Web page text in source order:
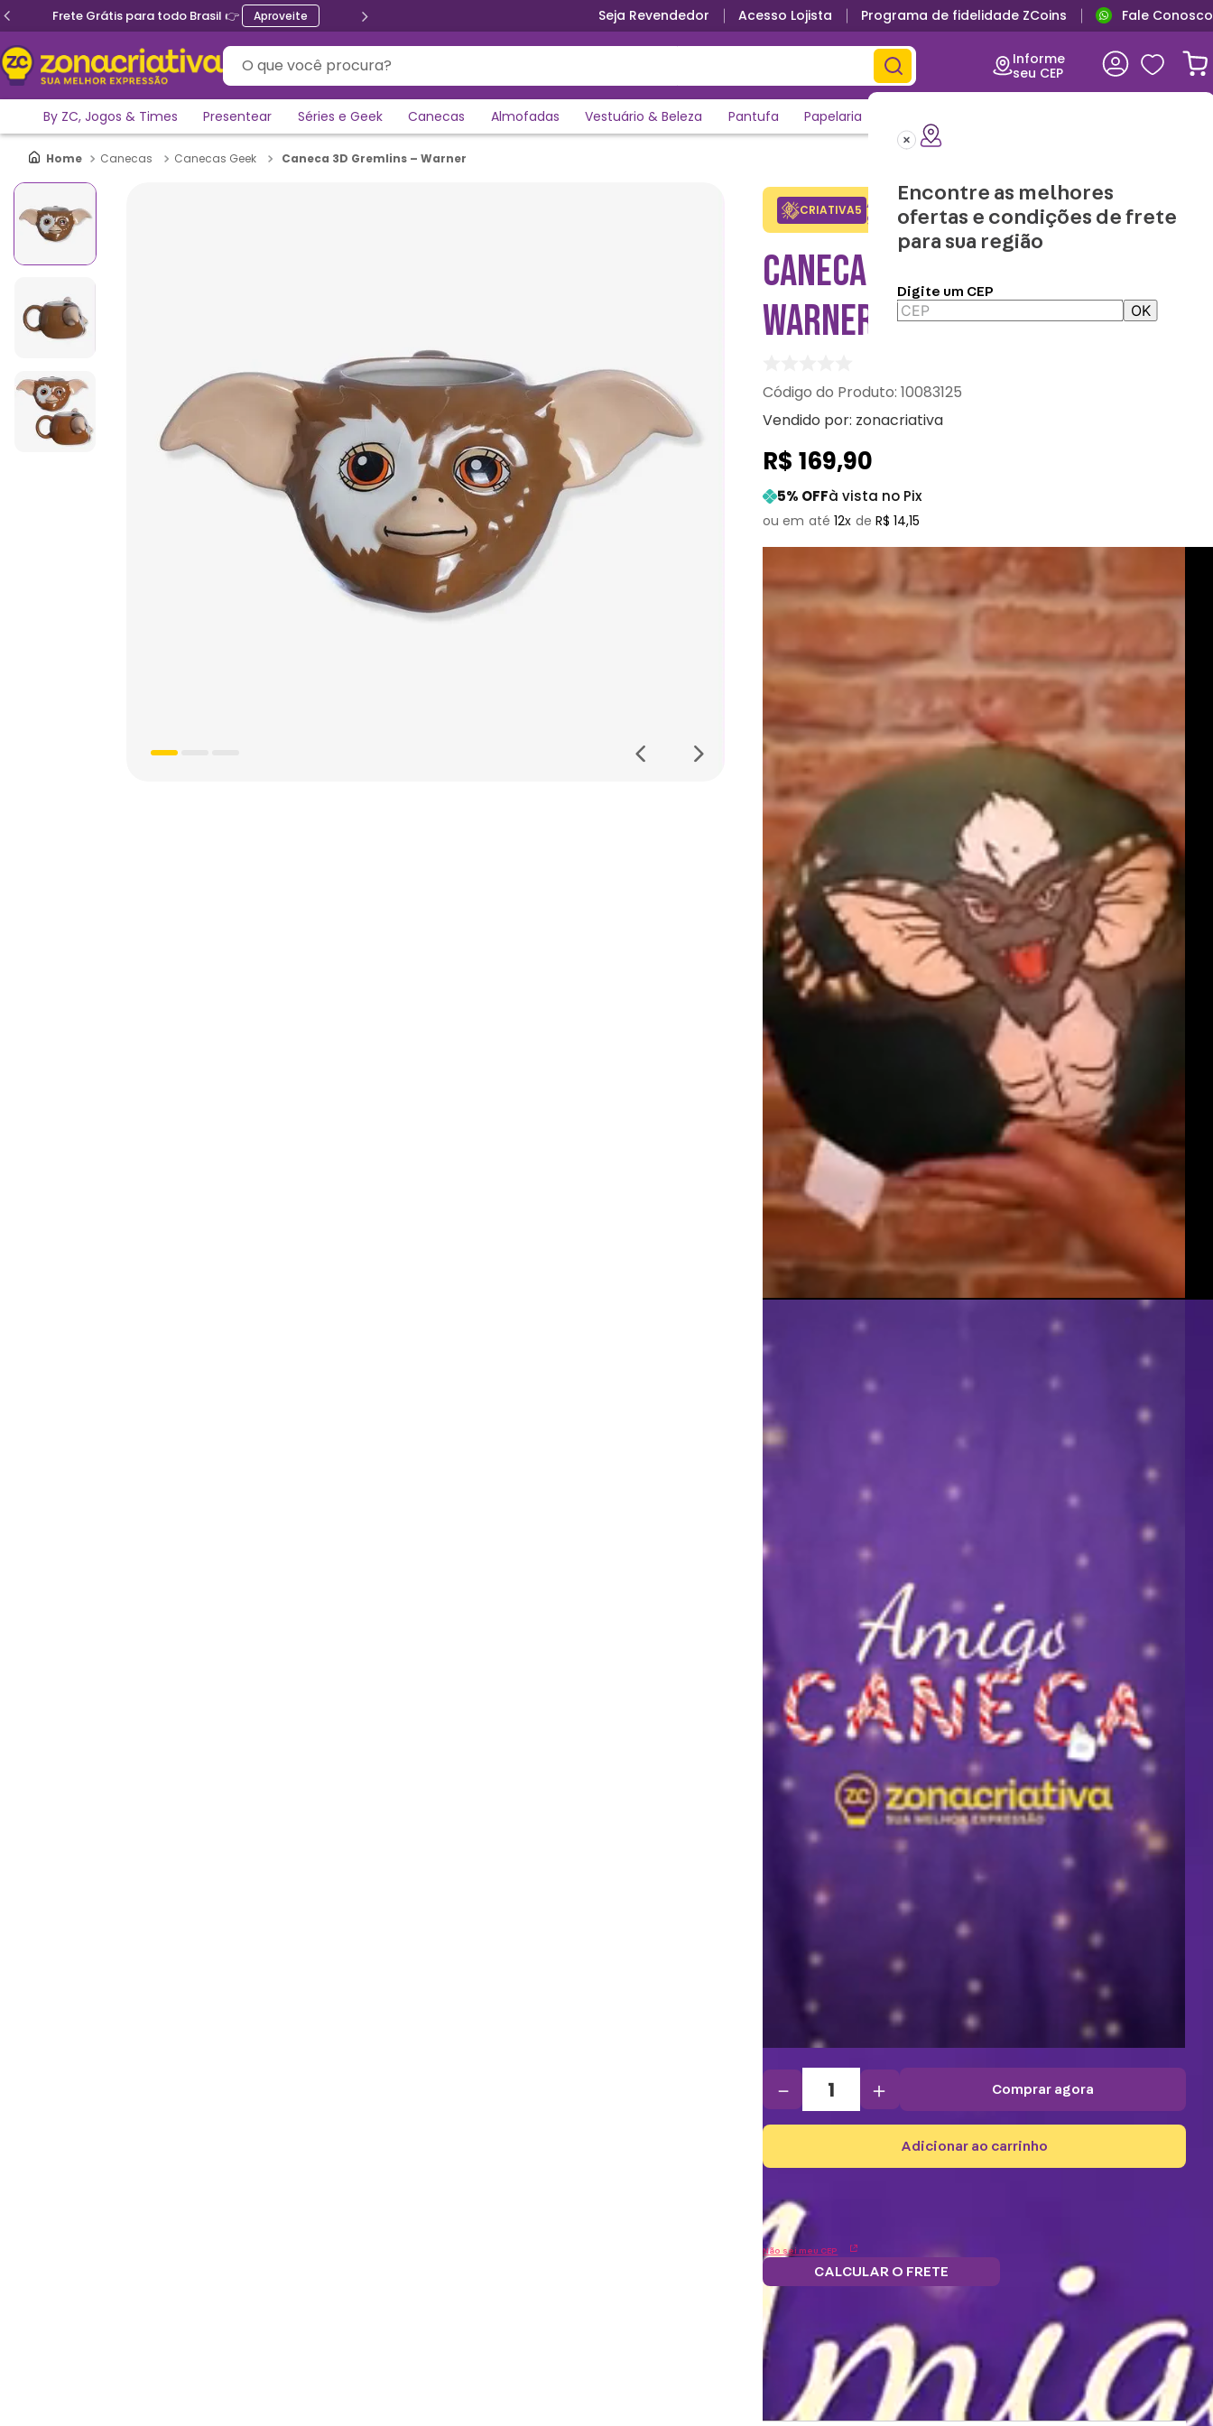
Ganhe 5% de desconto no PIX Parcele em até 12x sem juros Primeira troca grátis
Seja Revendedor Acesso Lojista Programa de fidelidade ZCoins Fale Conosco
O que você procura?
Informe
seu CEP
Encontre as melhores
ofertas e condições de frete
para sua região
Digite um CEP
OK
By ZC, Jogos & Times Presentear Séries e Geek Canecas Almofadas Vestuário & Beleza Pantufa Papelaria
Canecas Canecas Geek Caneca 3D Gremlins – Warner
CRIATIVA5 Adicione o cupom no carrinho e
ganhe desconto na 1a compra.
Copiar
CANECA 3D GREMLINS –
WARNER
:10083125
Vendido por: zonacriativa
R$ 169,90
5% OFFà vista no Pix
12 R$ 14,15
＋
－ comprar agora
adicionar ao carrinho
Não sei meu CEP
CALCULAR O FRETE
Frete grátis.
Saiba mais
5% OFF no
boleto e PIX!
Parcele em 12x
s/juros
Troque
pontos por
benefícios